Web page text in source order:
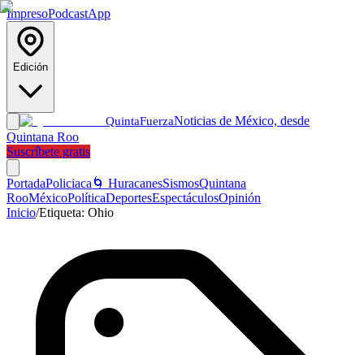
ImpresoPodcastApp
Edición
QuintaFuerzaNoticias de México, desde
Quintana Roo
Suscríbete gratis
PortadaPoliciaca 🌀 HuracanesSismosQuintana
RooMéxicoPolíticaDeportesEspectáculosOpinión
Inicio/Etiqueta: Ohio